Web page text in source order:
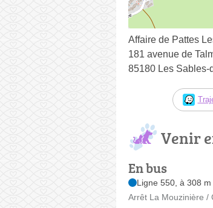
Affaire de Pattes
181 avenue de
85180 Les Sables-
Venir
En bus
Ligne 550, à 308 m
Arrêt La Mouzinière /